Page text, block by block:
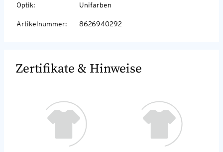
Optik: Unifarben
Artikelnummer: 8626940292
Zertifikate & Hinweise